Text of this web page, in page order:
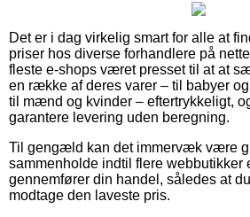
Det er i dag virkelig smart for alle at
priser hos diverse forhandlere på
fleste e-shops været presset til at at
en række af deres varer – til babyer
til mænd og kvinder – eftertrykkeligt,
garantere levering uden beregning.
Til gengæld kan det immervæk være
sammenholde indtil flere webbutikker
gennemfører din handel, således at
modtage den laveste pris.